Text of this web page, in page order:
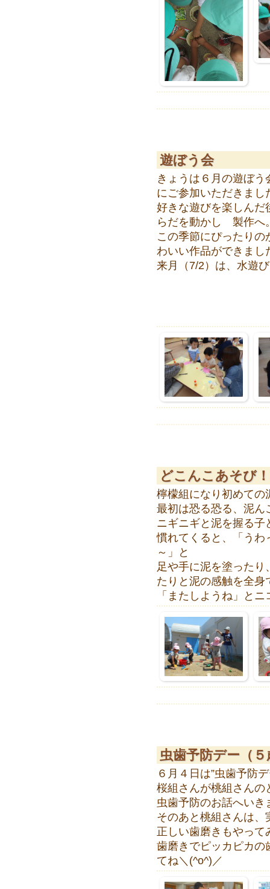
遊ぼう会
きょうは６月の遊ぼ
にご参加いただきまし
好きな遊びを楽しんだ
らだを動かし 製作へ
この季節にぴったり
わいい作品ができまし
来月（7/2）は、水遊
どこんこあそび
檸檬組になり初めての
最初は恐る恐る、泥ん
ニギニギと泥を握る子
慣れてくると、「うわ
～」と
足や手に泥を塗った
たりと泥の感触を全身
「またしようね」と
虫歯予防デー（
６月４日は”虫歯予防
桜組さんが桃組さんの
虫歯予防のお話へいき
そのあと桃組さんは
正しい歯磨きもやって
歯磨きでピッカピカの
てね＼(^o^)／